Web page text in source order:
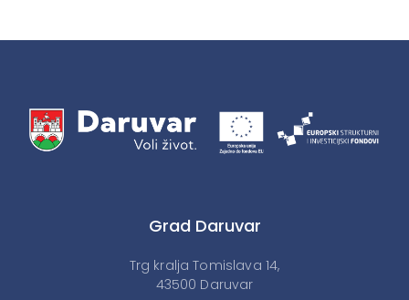
Grad Daruvar
Trg kralja Tomislava 14,
43500 Daruvar